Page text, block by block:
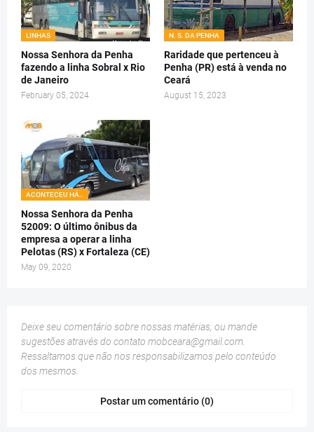
LINHAS
Nossa Senhora da Penha
fazendo a linha Sobral x Rio
de Janeiro
February 05, 2024
N. S. DA PENHA
Raridade que pertenceu à
Penha (PR) está à venda no
Ceará
August 15, 2023
ACONTECEU HÁ..
Nossa Senhora da Penha
52009: O último ônibus da
empresa a operar a linha
Pelotas (RS) x Fortaleza (CE)
May 09, 2020
Deixe seu comentário sobre nossas matérias, ou mande
sugestões através do contato mobceara@gmail.com
Ressaltamos que não nos responsabilizamos pelo conteúdo
dos mesmos.
Postar um comentário (0)